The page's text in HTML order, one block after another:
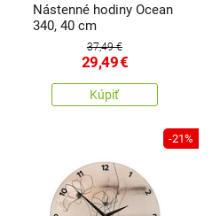
Nástenné hodiny Ocean
340, 40 cm
37,49 €
29,49€
Kúpiť
-21%